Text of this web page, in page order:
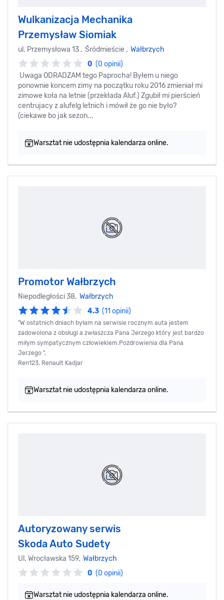
Wulkanizacja Mechanika
Przemysław Siomiak
ul. Przemysłowa 13 , Śródmieście , Wałbrzych
0 (0 opinii)
Uwaga ODRADZAM tego Paprocha! Byłem u niego
ponownie koncem zimy na początku roku 2016 zmieniał mi
zimowe koła na letnie (przekłada Aluf.) Zgubił mi pierścień
centrujacy z alufelg letnich i mówił że go nie było?
(ciekawe bo jak sezon...
Warsztat nie udostępnia kalendarza online.
Promotor Wałbrzych
Niepodległości 38, Wałbrzych
4.3 (11 opinii)
"W ostatnich dniach byłam na serwisie rocznym auta jestem
zadowolona z obsługi a zwłaszcza Pana Jerzego który jest bardzo
miłym sympatycznym człowiekiem.Pozdrowienia dla Pana
Jerzego ",
Ren123, Renault Kadjar
Warsztat nie udostępnia kalendarza online.
Autoryzowany serwis
Skoda Auto Sudety
Ul. Wrocławska 159, Wałbrzych
0 (0 opinii)
Warsztat nie udostępnia kalendarza online.